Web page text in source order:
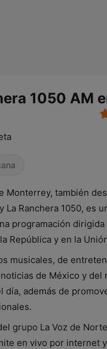
1050 AM
Monterrey, también
La Ranchera 1050, es
programación dirigida
República y en la
musicales, de
de México y del
día, además de
grupo La Voz de
en vivo por internet